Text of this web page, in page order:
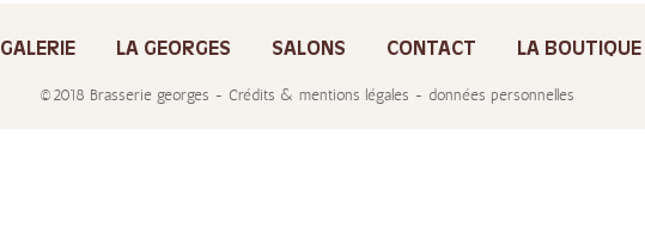
GALERIE LA GEORGES SALONS CONTACT LA BOUTIQUE
©2018 Brasserie georges - Crédits & mentions légales - données personnelles